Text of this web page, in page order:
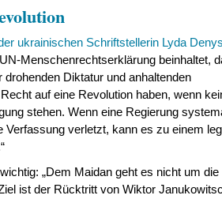
ukrainischen Schriftstellerin Lyda
Menschenrechtserklärung beinhaltet,
Diktatur und anhaltenden
auf eine Revolution haben, wenn
stehen. Wenn eine Regierung
Verfassung verletzt, kann es zu einem
„Dem Maidan geht es nicht um die
ist der Rücktritt von Wiktor